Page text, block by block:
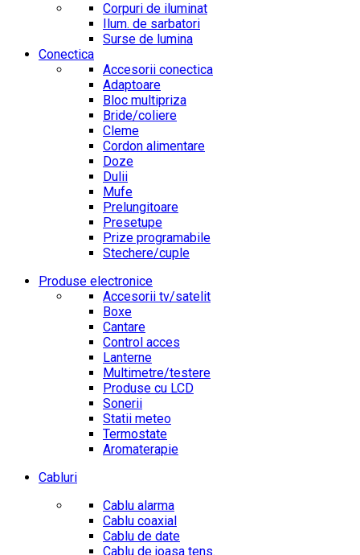
Corpuri de iluminat
Ilum. de sarbatori
Surse de lumina
Conectica
Accesorii conectica
Adaptoare
Bloc multipriza
Bride/coliere
Cleme
Cordon alimentare
Doze
Dulii
Mufe
Prelungitoare
Presetupe
Prize programabile
Stechere/cuple
Produse electronice
Accesorii tv/satelit
Boxe
Cantare
Control acces
Lanterne
Multimetre/testere
Produse cu LCD
Sonerii
Statii meteo
Termostate
Aromaterapie
Cabluri
Cablu alarma
Cablu coaxial
Cablu de date
Cablu de joasa tens.